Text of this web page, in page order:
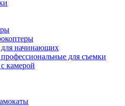
начинающих
для съемки
камерой